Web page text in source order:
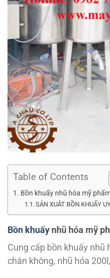
Table of Contents
Bồn khuấy nhũ hóa mỹ
SẢN XUÂT BỒN KHUẤY
Bồn khuấy nhũ hóa mỹ
Cung cấp bồn khuấy nhũ
chân không, nhũ hóa